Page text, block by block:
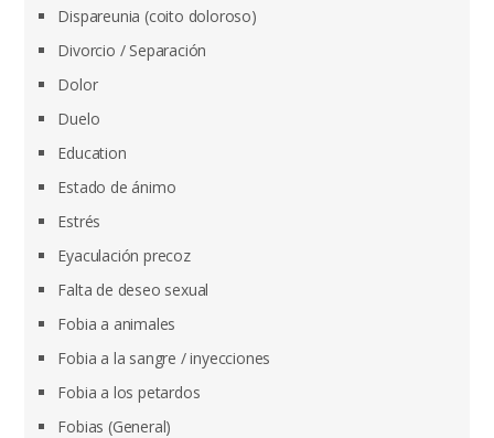
Dispareunia (coito doloroso)
Divorcio / Separación
Dolor
Duelo
Education
Estado de ánimo
Estrés
Eyaculación precoz
Falta de deseo sexual
Fobia a animales
Fobia a la sangre / inyecciones
Fobia a los petardos
Fobias (General)